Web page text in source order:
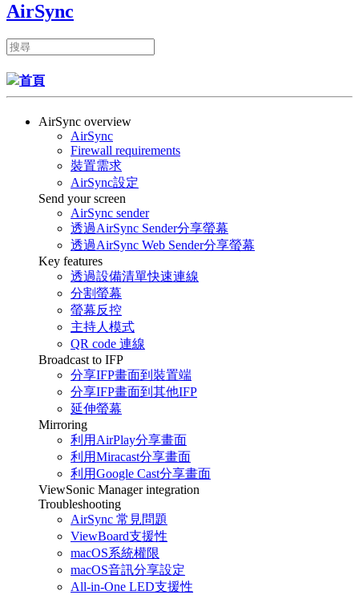
AirSync
首頁
AirSync overview
AirSync
Firewall requirements
裝置需求
AirSync設定
Send your screen
AirSync sender
透過AirSync Sender分享螢幕
透過AirSync Web Sender分享螢幕
Key features
透過設備清單快速連線
分割螢幕
螢幕反控
主持人模式
QR code 連線
Broadcast to IFP
分享IFP畫面到裝置端
分享IFP畫面到其他IFP
延伸螢幕
Mirroring
利用AirPlay分享畫面
利用Miracast分享畫面
利用Google Cast分享畫面
ViewSonic Manager integration
Troubleshooting
AirSync 常見問題
ViewBoard支援性
macOS系統權限
macOS音訊分享設定
All-in-One LED支援性